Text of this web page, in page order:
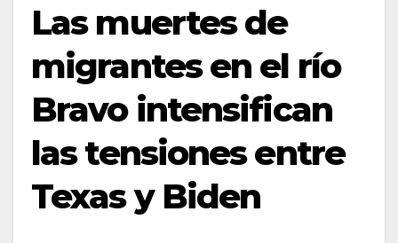
Las muertes de
migrantes en el río
Bravo intensifican
las tensiones entre
Texas y Biden